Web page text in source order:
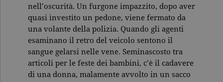
nell’oscurità. Un furgone impazzito, dopo aver
quasi investito un pedone, viene fermato da
una volante della polizia. Quando gli agenti
esaminano il retro del veicolo sentono il
sangue gelarsi nelle vene. Seminascosto tra
articoli per le feste dei bambini, c’è il cadavere
di una donna, malamente avvolto in un sacco